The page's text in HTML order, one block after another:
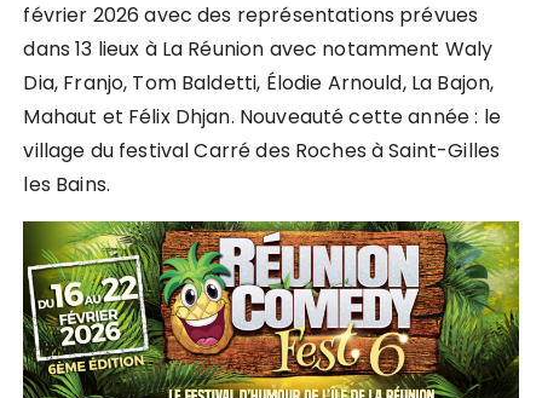
février 2026 avec des représentations prévues
dans 13 lieux à La Réunion avec notamment Waly
Dia, Franjo, Tom Baldetti, Élodie Arnould, La Bajon,
Mahaut et Félix Dhjan. Nouveauté cette année : le
village du festival Carré des Roches à Saint-Gilles
les Bains.